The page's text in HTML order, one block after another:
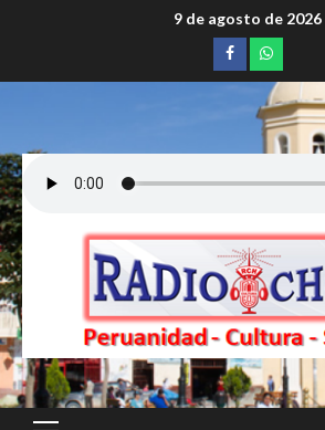
9 de agosto de 2026
Facebookwhatsapp